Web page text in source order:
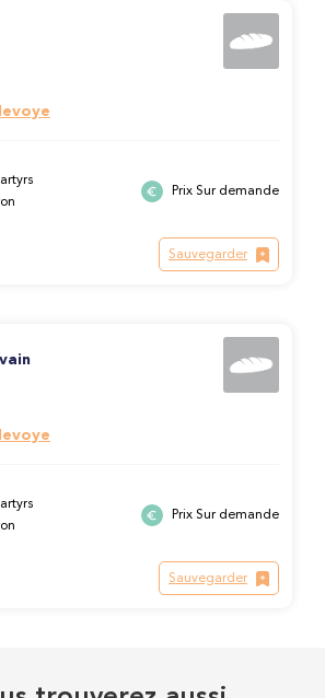
Prix Sur demande
Sauvegarder
Prix Sur demande
Sauvegarder